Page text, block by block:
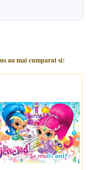
au mai cumparat si: